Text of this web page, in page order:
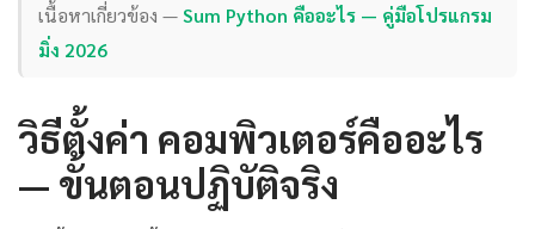
เนื้อหาเกี่ยวข้อง —Sum Python คืออะไร — คู่มือโปรแกรม
มิ่ง 2026
วิธีตั้งค่า คอมพิวเตอร์คืออะไร
— ขั้นตอนปฏิบัติจริง